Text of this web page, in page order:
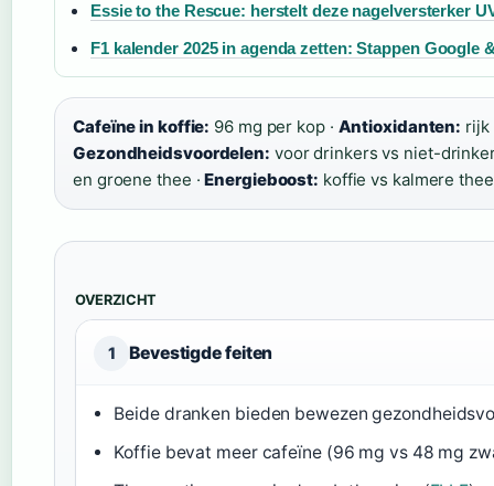
Essie to the Rescue: herstelt deze nagelversterker
F1 kalender 2025 in agenda zetten: Stappen Google
Cafeïne in koffie: 96 mg per kop · Antioxidanten: rijk
Gezondheidsvoordelen: voor drinkers vs niet-
en groene thee ·Energieboost: koffie vs kalmere thee
OVERZICHT
1 Bevestigde feiten
Beide dranken bieden bewezen
Koffie bevat meer cafeïne (96 mg vs 48 mg